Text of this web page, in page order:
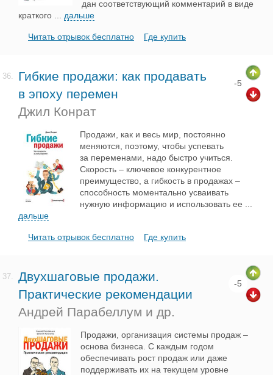
дан соответствующий комментарий в виде
краткого
дальше
Читать отрывок бесплатно Где купить
36.
Гибкие продажи: как продавать
в эпоху перемен
Джил Конрат
-5
Продажи, как и весь мир, постоянно
меняются, поэтому, чтобы успевать
за переменами, надо быстро учиться.
Скорость – ключевое конкурентное
преимущество, а гибкость в продажах –
способность моментально усваивать
нужную информацию и использовать ее
дальше
Читать отрывок бесплатно Где купить
37.
Двухшаговые продажи.
Практические рекомендации
Андрей Парабеллум и др.
-5
Продажи, организация системы продаж –
основа бизнеса. C каждым годом
обеспечивать рост продаж или даже
поддерживать их на текущем уровне